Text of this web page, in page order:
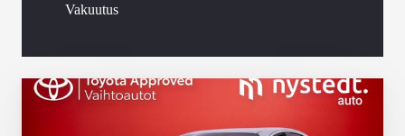
Vakuutus